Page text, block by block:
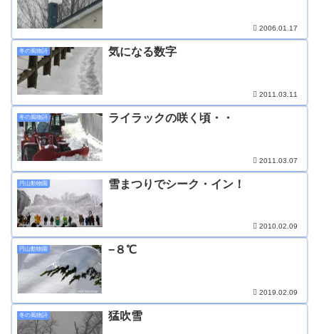
2006.01.17
冬の風物詩 気になる数字
2011.03.11
冬の風物詩 ライラックの咲く頃・・
2011.03.07
円山動物園 雪まつりでシーク・イン！
2010.02.09
円山動物園 −８℃
2019.02.09
冬の風物詩 猛吹雪